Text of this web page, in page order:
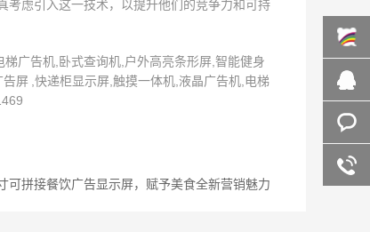
考虑引入这一技术，以提升他们的竞争力和可持
广告机,卧式查询机,户外高亮条形屏,智能健身
屏 ,快递柜显示屏,触摸一体机,液晶广告机,电梯
可拼接餐饮广告显示屏，赋予美食全新营销魅力
百度商
在线咨
客服咨